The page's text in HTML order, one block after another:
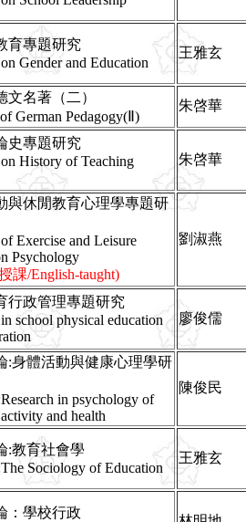
育專題研究
Gender and Education
王雅玄
文名著（二）
German Pedagogy(Ⅱ)
朱啓華
史專題研究
History of Teaching
朱啓華
與休閒教育心理學專題研
Exercise and Leisure
Psychology
課/English-taught)
劉淑燕
行政管理專題研究
school physical education
廖俊儒
:身體活動與健康心理學研
in psychology of
and health
陳俊民
:教育社會學
Sociology of Education
王雅玄
：學校行政